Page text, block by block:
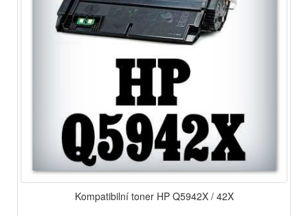
Kompatibilní toner HP Q5942X / 42X